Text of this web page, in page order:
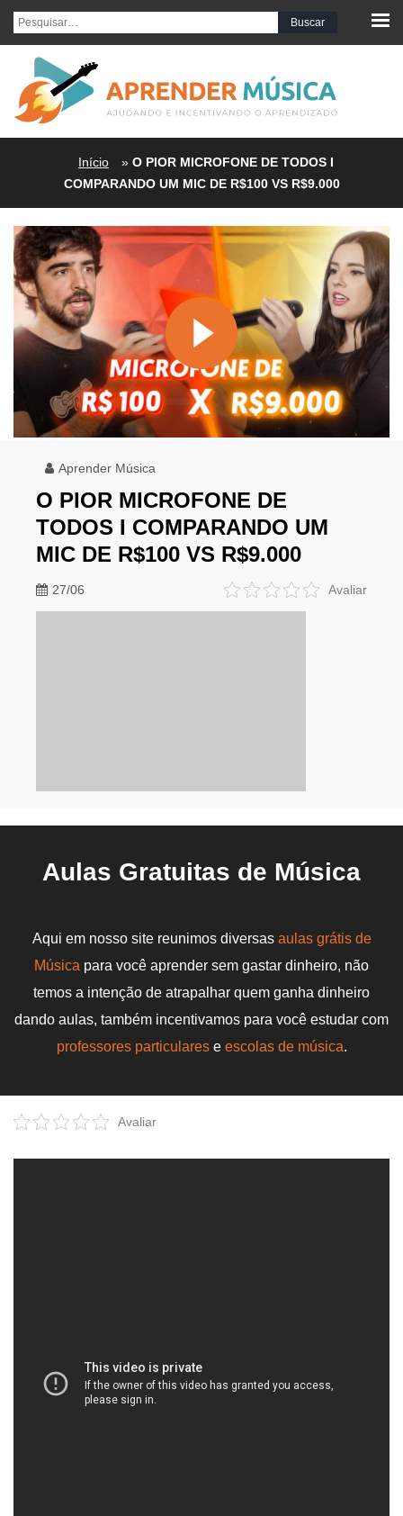
Pesquisar por:
Início » O PIOR MICROFONE DE TODOS I
COMPARANDO UM MIC DE R$100 VS R$9.000
Aprender Música
O PIOR MICROFONE DE
TODOS I COMPARANDO UM
MIC DE R$100 VS R$9.000
27/06 Avaliar
Aulas Gratuitas de Música
Aqui em nosso site reunimos diversas aulas grátis de
Música para você aprender sem gastar dinheiro, não
temos a intenção de atrapalhar quem ganha dinheiro
dando aulas, também incentivamos para você estudar com
professores particularese escolas de música.
Avaliar